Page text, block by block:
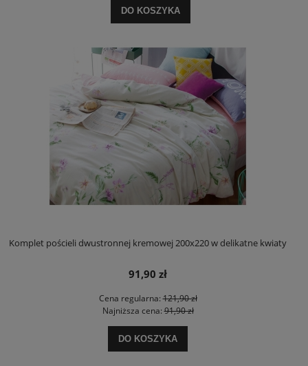
DO KOSZYKA
Komplet pościeli dwustronnej kremowej 200x220 w delikatne kwiaty
91,90 zł
Cena regularna:121,90 zł
Najniższa cena:91,90 zł
DO KOSZYKA